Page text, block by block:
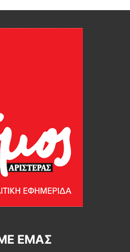
ΕΜΆΣ